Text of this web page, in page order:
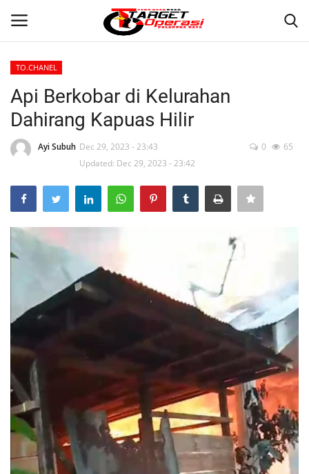
Home
Contact
PALANGKA RAYA
NASIONAL
WISATA
KULINER
TO Network
TO.CHANEL
UMKM
TO.CHANEL
Api Berkobar di Kelurahan
Dahirang Kapuas Hilir
Ayi Subuh Dec 29, 2023 - 23:43
Updated: Dec 29, 2023 - 23:42
0 65